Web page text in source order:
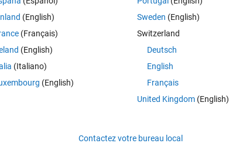
or equal to 25.
really 25? The same input parameters are working for
(English)
(Français)
(English)
(Italiano)
(English)
Sweden (English)
Switzerland
Deutsch
English
Français
United Kingdom(English)
Contactez votre bureau local